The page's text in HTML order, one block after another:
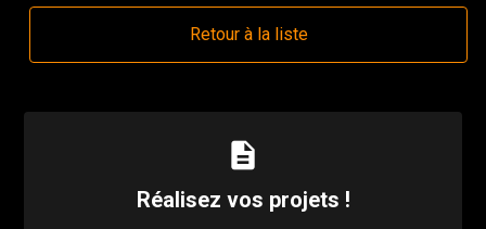
Retour à la liste
description
Réalisez vos projets !